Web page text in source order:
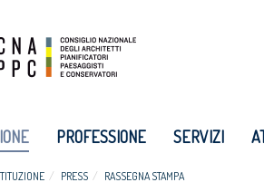
PROFESSIONE SERVIZI
PRESS RASSEGNA STAMPA